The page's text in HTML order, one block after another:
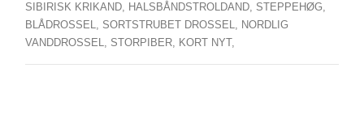
SIBIRISK KRIKAND, HALSBÅNDSTROLDAND, STEPPEHØG,
BLÅDROSSEL, SORTSTRUBET DROSSEL, NORDLIG
VANDDROSSEL, STORPIBER, KORT NYT,